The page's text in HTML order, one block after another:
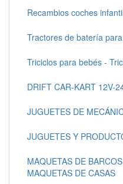
Recambios coches
Tractores de batería
Triciclos para bebés -
DRIFT CAR-KART 12V-
JUGUETES DE
JUGUETES Y
MAQUETAS DE
MAQUETAS DE CASAS